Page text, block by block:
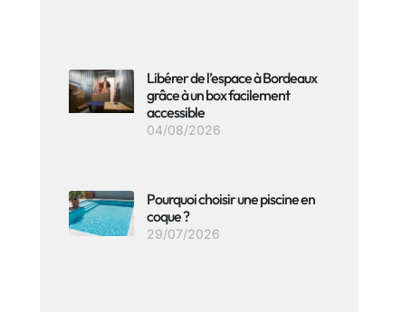
Libérer de l’espace à Bordeaux
grâce à un box facilement
accessible
04/08/2026
Pourquoi choisir une piscine en
coque ?
29/07/2026